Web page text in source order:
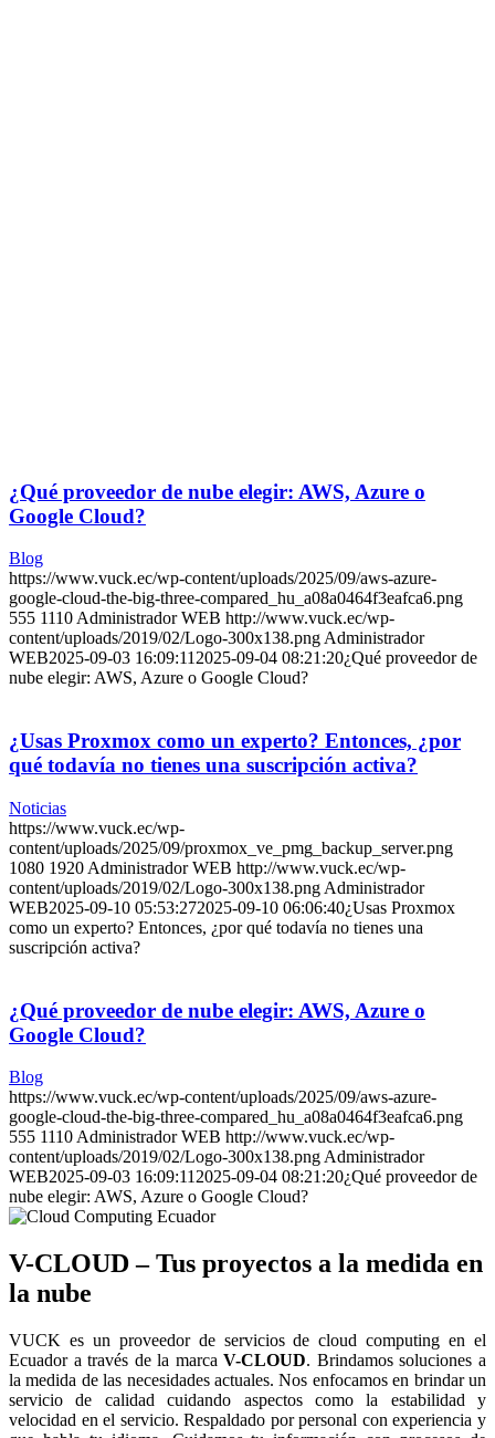
¿Qué proveedor de nube elegir: AWS, Azure o
Google Cloud?
Blog
https://www.vuck.ec/wp-content/uploads/2025/09/aws-azure-
google-cloud-the-big-three-compared_hu_a08a0464f3eafca6.png
555 1110Administrador WEB http://www.vuck.ec/wp-
content/uploads/2019/02/Logo-300x138.pngAdministrador
WEB2025-09-03 16:09:112025-09-04 08:21:20¿Qué proveedor de
nube elegir: AWS, Azure o Google Cloud?
¿Usas Proxmox como un experto? Entonces, ¿por
qué todavía no tienes una suscripción activa?
Noticias
https://www.vuck.ec/wp-
content/uploads/2025/09/proxmox_ve_pmg_backup_server.png
1080 1920 Administrador WEB http://www.vuck.ec/wp-
content/uploads/2019/02/Logo-300x138.png Administrador
WEB2025-09-10 05:53:272025-09-10 06:06:40¿Usas Proxmox
como un experto? Entonces, ¿por qué todavía no tienes una
suscripción activa?
¿Qué proveedor de nube elegir: AWS, Azure o
Google Cloud?
Blog
https://www.vuck.ec/wp-content/uploads/2025/09/aws-azure-
google-cloud-the-big-three-compared_hu_a08a0464f3eafca6.png
555 1110 Administrador WEB http://www.vuck.ec/wp-
content/uploads/2019/02/Logo-300x138.png Administrador
WEB2025-09-03 16:09:11 2025-09-04 08:21:20¿Qué proveedor de
nube elegir: AWS, Azure o Google Cloud?
V-CLOUD – Tus proyectos a la medida en
la nube
VUCK es un proveedor de servicios de cloud computing en el
Ecuador a través de la marcaV-CLOUD. Brindamos soluciones a
la medida de las necesidades actuales. Nos enfocamos en brindar un
servicio de calidad cuidando aspectos como la estabilidad y
velocidad en el servicio. Respaldado por personal con experiencia y